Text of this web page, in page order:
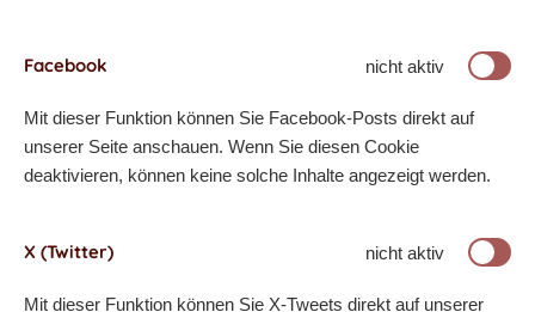
Facebook nicht aktiv
Mit dieser Funktion können Sie Facebook-Posts direkt auf
unserer Seite anschauen. Wenn Sie diesen Cookie
deaktivieren, können keine solche Inhalte angezeigt werden.
X (Twitter) nicht aktiv
Mit dieser Funktion können Sie X-Tweets direkt auf unserer